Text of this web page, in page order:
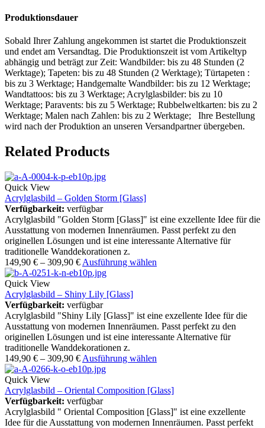
Produktionsdauer
Sobald Ihrer Zahlung angekommen ist startet die Produktionszeit
und endet am Versandtag. Die Produktionszeit ist vom Artikeltyp
abhängig und beträgt zur Zeit: Wandbilder: bis zu 48 Stunden (2
Werktage); Tapeten: bis zu 48 Stunden (2 Werktage); Türtapeten :
bis zu 3 Werktage; Handgemalte Wandbilder: bis zu 12 Werktage;
Wandtattoos: bis zu 3 Werktage; Acrylglasbilder: bis zu 10
Werktage; Paravents: bis zu 5 Werktage; Rubbelweltkarten: bis zu 2
Werktage; Malen nach Zahlen: bis zu 2 Werktage; Ihre Bestellung
wird nach der Produktion an unseren Versandpartner übergeben.
Related Products
Quick View
Acrylglasbild – Golden Storm [Glass]
Verfügbarkeit: verfügbar
Acrylglasbild "Golden Storm [Glass]" ist eine exzellente Idee für die
Ausstattung von modernen Innenräumen. Passt perfekt zu den
originellen Lösungen und ist eine interessante Alternative für
traditionelle Wanddekorationen z.
149,90 € – 309,90 € Ausführung wählen
Quick View
Acrylglasbild – Shiny Lily [Glass]
Verfügbarkeit: verfügbar
Acrylglasbild "Shiny Lily [Glass]" ist eine exzellente Idee für die
Ausstattung von modernen Innenräumen. Passt perfekt zu den
originellen Lösungen und ist eine interessante Alternative für
traditionelle Wanddekorationen z.
149,90 € – 309,90 € Ausführung wählen
Quick View
Acrylglasbild – Oriental Composition [Glass]
Verfügbarkeit: verfügbar
Acrylglasbild " Oriental Composition [Glass]" ist eine exzellente
Idee für die Ausstattung von modernen Innenräumen. Passt perfekt